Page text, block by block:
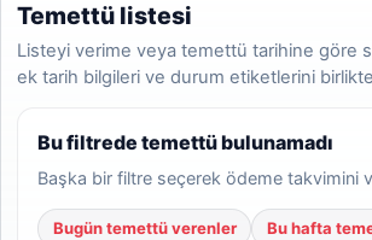
Temettü listesi
Listeyi verime veya temettü tarihine göre
ek tarih bilgileri ve durum etiketlerini
Bu filtrede temettü bulunamadı
Başka bir filtre seçerek ödeme takvimini
Bugün temettü verenler Bu hafta